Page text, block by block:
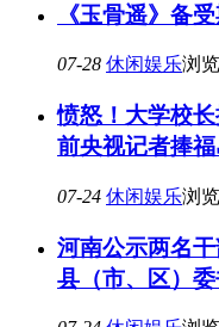
《玉骨遥》备
07-28 休闲娱乐浏
愤怒！大学校
前央视记者捧
07-24 休闲娱乐浏
河南公示两名
县（市、区）